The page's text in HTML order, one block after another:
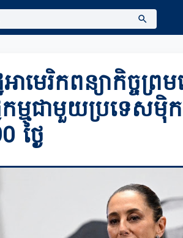
ាមេរិកពន្យាកិច្ចព្រ
ម្មជាមួយប្រទេស
ថ្ងៃ